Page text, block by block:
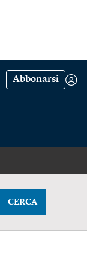
Abbonarsi
CERCA